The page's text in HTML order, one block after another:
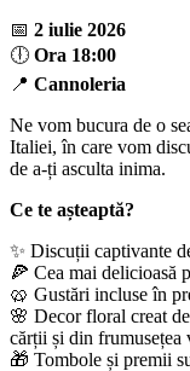
📅 2 iulie 2026
🕕 Ora 18:00
📍 Cannoleria
Ne vom bucura de o
Italiei, în care vom
de a-ți asculta inima.
Ce te așteaptă?
✨ Discuții captivante
🍕 Cea mai delicioasă
🥨 Gustări incluse în
🌸 Decor floral creat
cărții și din frumusețea
🎁 Tombole și premii